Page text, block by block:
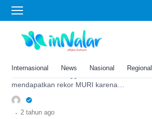
Internasional News Nasional Regional
MURI
Keren! Desa Adat di Bali ini Raih
Rekor MURI Berkat Pengelolaan
mendapatkan rekor MURI karena
berhasil menerapkan pengelolaan
sampah berbasis kearifan lokal yakni
teba modern.
. 2 tahun ago